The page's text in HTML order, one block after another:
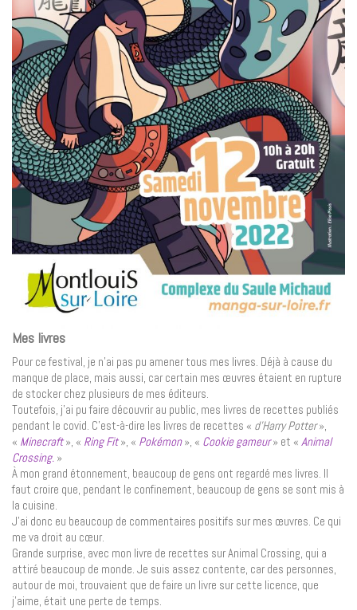
Mes livres
Pour ce festival, je n’ai pas pu amener tous mes livres. Déjà à cause du
manque de place, mais aussi, car certain mes œuvres étaient en rupture
de stocker chez plusieurs de mes éditeurs.
Toutefois, j’ai pu faire découvrir au public, mes livres de recettes publiés
pendant le covid. C’est-à-dire les livres de recettes « d’Harry Potter»,
« Minecraft», « Ring Fit », « Pokémon», « Cookie gameur» et « Animal
Crossing. »
À mon grand étonnement, beaucoup de gens ont regardé mes livres. Il
faut croire que, pendant le confinement, beaucoup de gens se sont mis à
la cuisine.
J’ai donc eu beaucoup de commentaires positifs sur mes œuvres. Ce qui
me va droit au cœur.
Grande surprise, avec mon livre de recettes sur Animal Crossing, qui a
attiré beaucoup de monde. Je suis assez contente, car des personnes,
autour de moi, trouvaient que de faire un livre sur cette licence, que
j’aime, était une perte de temps.